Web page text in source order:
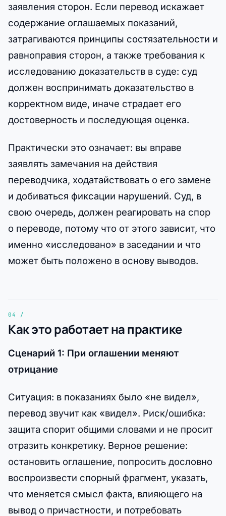
заявления сторон. Если перевод искажает
содержание оглашаемых показаний,
затрагиваются принципы состязательности и
равноправия сторон, а также требования к
исследованию доказательств в суде: суд
должен воспринимать доказательство в
корректном виде, иначе страдает его
достоверность и последующая оценка.
Практически это означает: вы вправе
заявлять замечания на действия
переводчика, ходатайствовать о его замене
и добиваться фиксации нарушений. Суд, в
свою очередь, должен реагировать на спор
о переводе, потому что от этого зависит, что
именно «исследовано» в заседании и что
может быть положено в основу выводов.
Как это работает на практике
Сценарий 1: При оглашении меняют
отрицание
Ситуация: в показаниях было «не видел»,
перевод звучит как «видел». Риск/ошибка:
защита спорит общими словами и не просит
отразить конкретику. Верное решение:
остановить оглашение, попросить дословно
воспроизвести спорный фрагмент, указать,
что меняется смысл факта, влияющего на
вывод о причастности, и потребовать